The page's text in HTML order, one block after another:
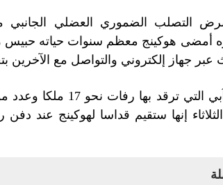
التصلب الضموري العضلي الجانبي
أمضى هوكينج معظم سنوات حياته حبيس
جهاز إلكتروني والتواصل مع الآخرين
وقالت وستمنستر آبي
الثلاثاء إنها ستقيم قداسا لهوكينج عند